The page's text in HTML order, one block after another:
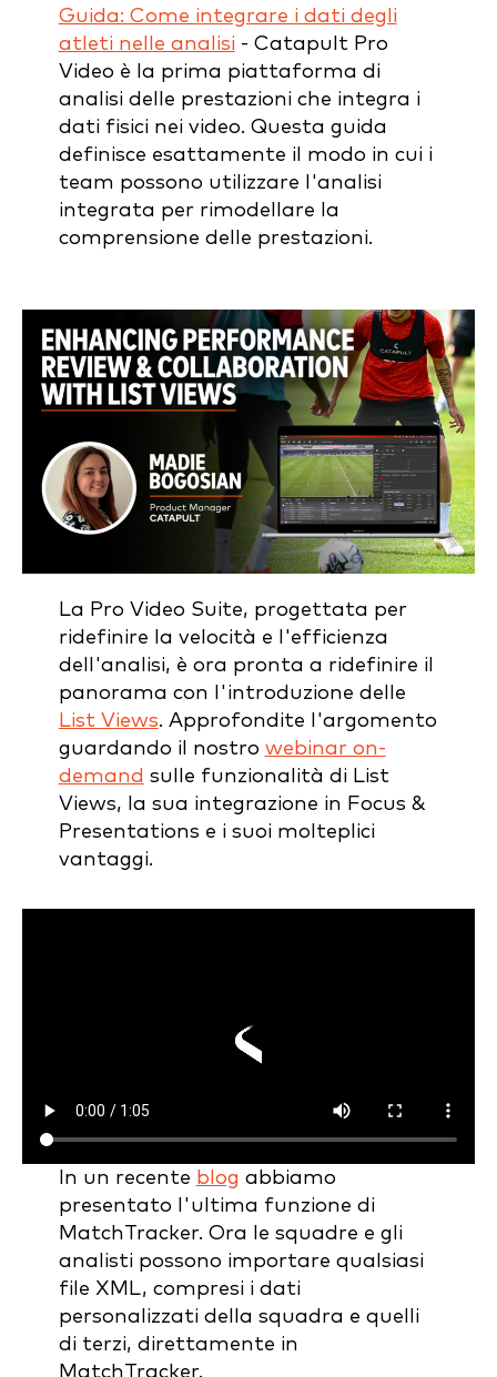
Guida: Come integrare i dati degli
atleti nelle analisi - Catapult Pro
Video è la prima piattaforma di
analisi delle prestazioni che integra i
dati fisici nei video. Questa guida
definisce esattamente il modo in cui i
team possono utilizzare l'analisi
integrata per rimodellare la
comprensione delle prestazioni.
La Pro Video Suite, progettata per
ridefinire la velocità e l'efficienza
dell'analisi, è ora pronta a ridefinire il
panorama con l'introduzione delle
List Views. Approfondite l'argomento
guardando il nostro webinar on-
demand sulle funzionalità di List
Views, la sua integrazione in Focus &
Presentations e i suoi molteplici
vantaggi.
In un recente blog abbiamo
presentato l'ultima funzione di
MatchTracker. Ora le squadre e gli
analisti possono importare qualsiasi
file XML, compresi i dati
personalizzati della squadra e quelli
di terzi, direttamente in
MatchTracker.